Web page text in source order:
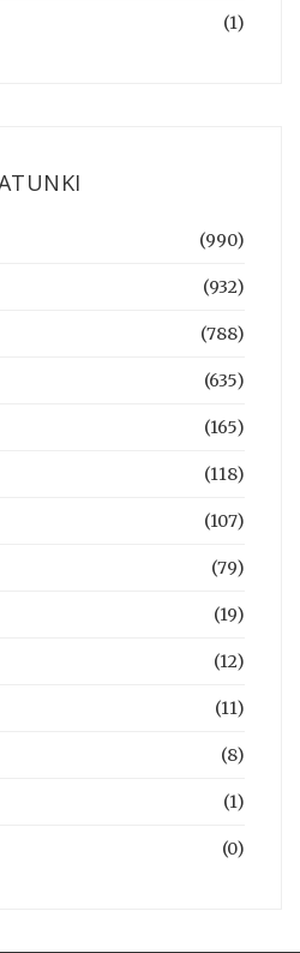
(1)
(990)
(932)
(788)
(635)
(165)
(118)
(107)
(79)
(19)
(12)
(11)
(8)
(1)
(0)